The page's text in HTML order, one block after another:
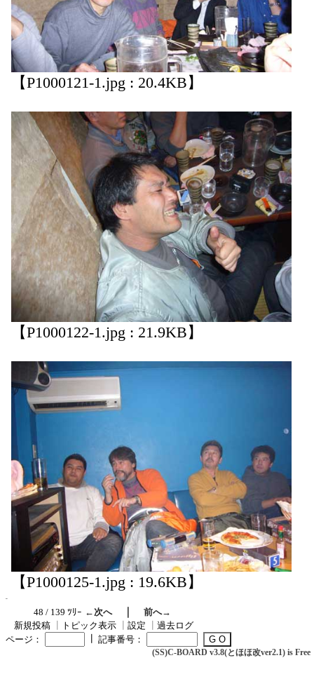
【P1000121-1.jpg : 20.4KB】
【P1000122-1.jpg : 21.9KB】
【P1000125-1.jpg : 19.6KB】
48 / 139 ﾂﾘｰ ←次へ｜ 前へ→
新規投稿
トピック表示 設定
過去ログ
ページ：
記事番号：
(SS)C-BOARD v3.8(とほほ改ver2.1) is Free